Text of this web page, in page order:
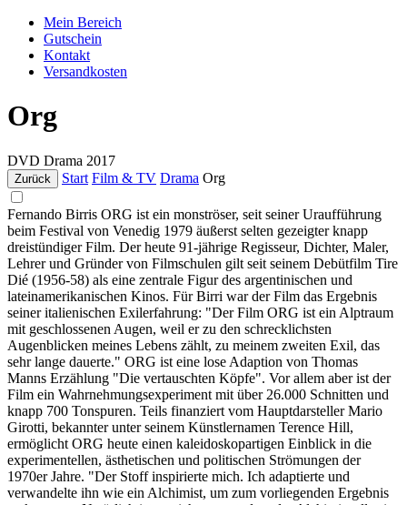
Mein Bereich
Gutschein
Kontakt
Versandkosten
Org
DVD Drama 2017
Zurück Start Film & TV Drama Org
Fernando Birris ORG ist ein monströser, seit seiner Uraufführung
beim Festival von Venedig 1979 äußerst selten gezeigter knapp
dreistündiger Film. Der heute 91-jährige Regisseur, Dichter, Maler,
Lehrer und Gründer von Filmschulen gilt seit seinem Debütfilm Tire
Dié (1956-58) als eine zentrale Figur des argentinischen und
lateinamerikanischen Kinos. Für Birri war der Film das Ergebnis
seiner italienischen Exilerfahrung: "Der Film ORG ist ein Alptraum
mit geschlossenen Augen, weil er zu den schrecklichsten
Augenblicken meines Lebens zählt, zu meinem zweiten Exil, das
sehr lange dauerte." ORG ist eine lose Adaption von Thomas
Manns Erzählung "Die vertauschten Köpfe". Vor allem aber ist der
Film ein Wahrnehmungsexperiment mit über 26.000 Schnitten und
knapp 700 Tonspuren. Teils finanziert vom Hauptdarsteller Mario
Girotti, bekannter unter seinem Künstlernamen Terence Hill,
ermöglicht ORG heute einen kaleidoskopartigen Einblick in die
experimentellen, ästhetischen und politischen Strömungen der
1970er Jahre. "Der Stoff inspirierte mich. Ich adaptierte und
verwandelte ihn wie ein Alchimist, um zum vorliegenden Ergebnis